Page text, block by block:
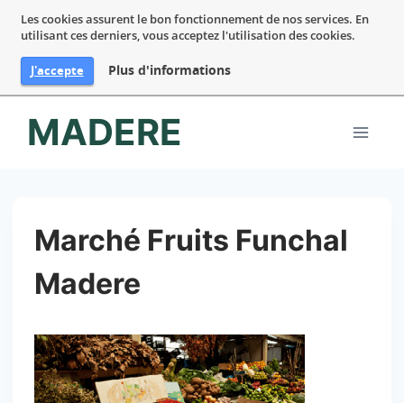
Les cookies assurent le bon fonctionnement de nos services. En
utilisant ces derniers, vous acceptez l'utilisation des cookies.
J'accepte Plus d'informations
MADERE
Marché Fruits Funchal
Madere